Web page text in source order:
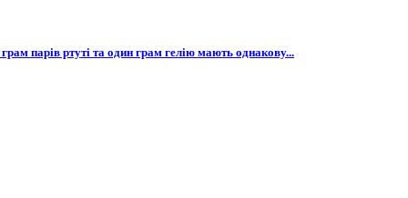
парів ртуті та один грам гелію мають однакову...